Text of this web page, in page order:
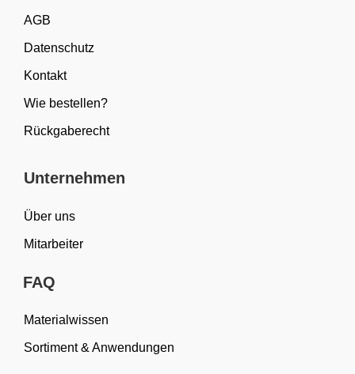
AGB
Datenschutz
Kontakt
Wie bestellen?
Rückgaberecht
Unternehmen
Über uns
Mitarbeiter
FAQ
Materialwissen
Sortiment & Anwendungen